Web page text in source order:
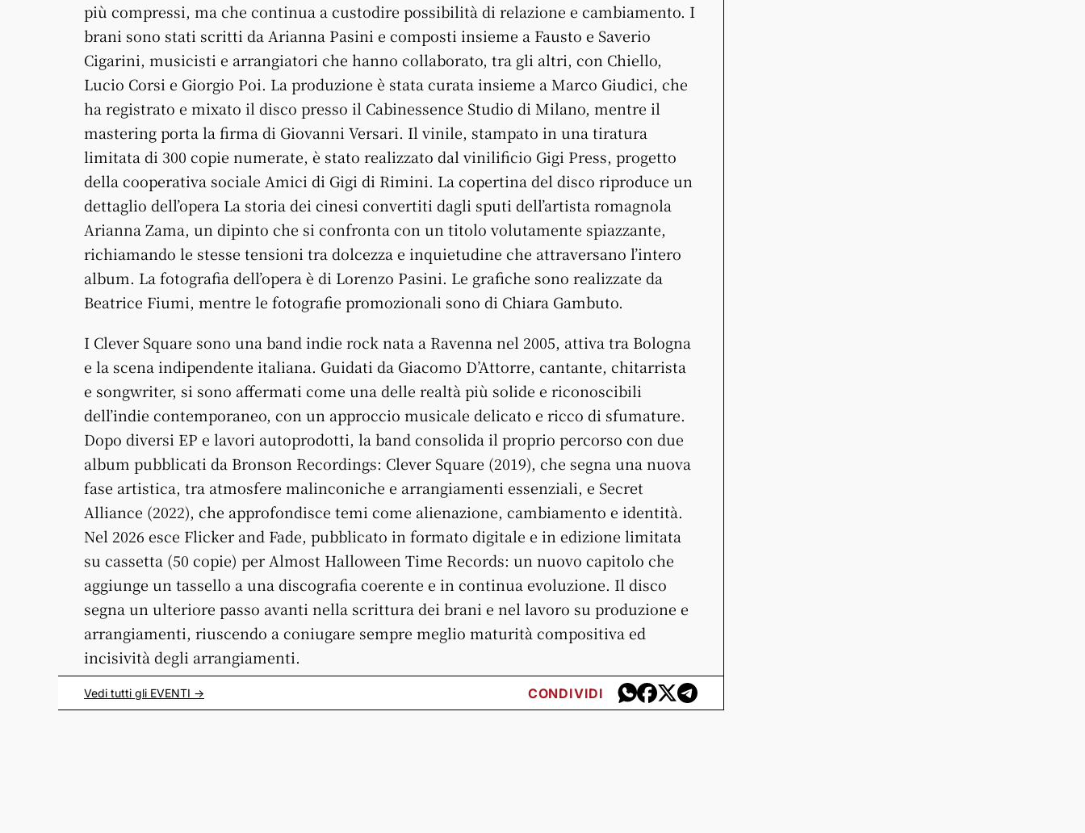
più compressi, ma che continua a custodire possibilità di relazione e cambiamento. I
brani sono stati scritti da Arianna Pasini e composti insieme a Fausto e Saverio
Cigarini, musicisti e arrangiatori che hanno collaborato, tra gli altri, con Chiello,
Lucio Corsi e Giorgio Poi. La produzione è stata curata insieme a Marco Giudici, che
ha registrato e mixato il disco presso il Cabinessence Studio di Milano, mentre il
mastering porta la firma di Giovanni Versari. Il vinile, stampato in una tiratura
limitata di 300 copie numerate, è stato realizzato dal vinilificio Gigi Press, progetto
della cooperativa sociale Amici di Gigi di Rimini. La copertina del disco riproduce un
dettaglio dell’opera La storia dei cinesi convertiti dagli sputi dell’artista romagnola
Arianna Zama, un dipinto che si confronta con un titolo volutamente spiazzante,
richiamando le stesse tensioni tra dolcezza e inquietudine che attraversano l’intero
album. La fotografia dell’opera è di Lorenzo Pasini. Le grafiche sono realizzate da
Beatrice Fiumi, mentre le fotografie promozionali sono di Chiara Gambuto.
I Clever Square sono una band indie rock nata a Ravenna nel 2005, attiva tra Bologna
e la scena indipendente italiana. Guidati da Giacomo D’Attorre, cantante, chitarrista
e songwriter, si sono affermati come una delle realtà più solide e riconoscibili
dell’indie contemporaneo, con un approccio musicale delicato e ricco di sfumature.
Dopo diversi EP e lavori autoprodotti, la band consolida il proprio percorso con due
album pubblicati da Bronson Recordings: Clever Square (2019), che segna una nuova
fase artistica, tra atmosfere malinconiche e arrangiamenti essenziali, e Secret
Alliance (2022), che approfondisce temi come alienazione, cambiamento e identità.
Nel 2026 esce Flicker and Fade, pubblicato in formato digitale e in edizione limitata
su cassetta (50 copie) per Almost Halloween Time Records: un nuovo capitolo che
aggiunge un tassello a una discografia coerente e in continua evoluzione. Il disco
segna un ulteriore passo avanti nella scrittura dei brani e nel lavoro su produzione e
arrangiamenti, riuscendo a coniugare sempre meglio maturità compositiva ed
incisività degli arrangiamenti.
Vedi tutti gli EVENTI -> CONDIVIDI